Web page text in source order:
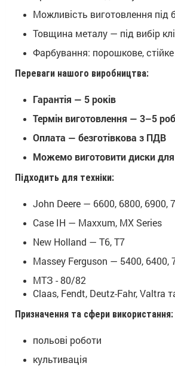
Можливість виготовлення під
Товщина металу — під вибір
Фарбування: порошкове,
Переваги нашого виробництва:
Гарантія — 5 років
Термін виготовлення — 3–5
Оплата — безготівкова з ПДВ
Можемо виготовити диски для
Підходить для техніки:
John Deere — 6600, 6800, 6900,
Case IH — Maxxum, MX Series
New Holland — T6, T7
Massey Ferguson — 5400, 6400,
МТЗ - 80/82
Claas, Fendt, Deutz-Fahr, Valtra
Призначення та сфери використання:
польові роботи
культивація